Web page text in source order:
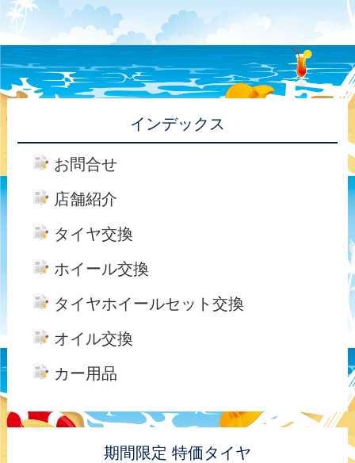
インデックス
お問合せ
店舗紹介
タイヤ交換
ホイール交換
タイヤホイールセット交換
オイル交換
カー用品
期間限定 特価タイヤ